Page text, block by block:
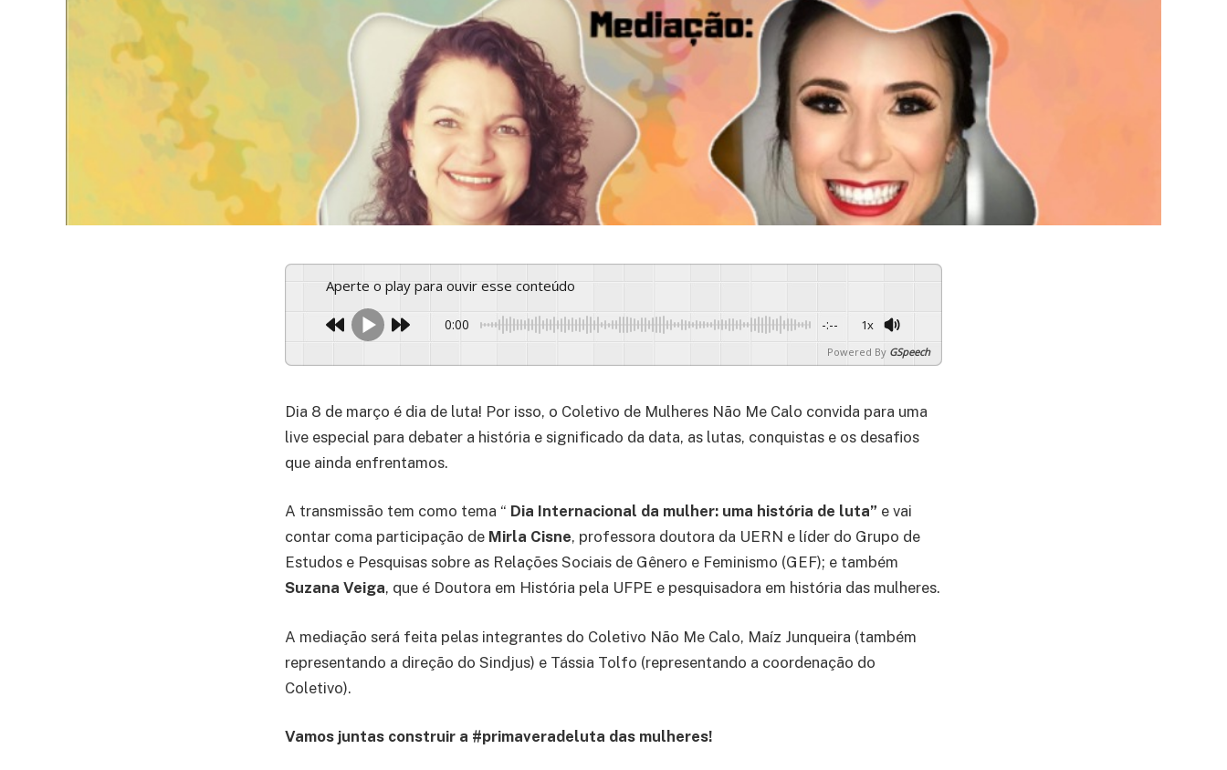
Aperte o play para ouvir esse conteúdo
0:00 -:-- 1x
Powered By GSpeech
Dia 8 de março é dia de luta! Por isso, o Coletivo de Mulheres Não Me Calo convida para uma
live especial para debater a história e significado da data, as lutas, conquistas e os desafios
que ainda enfrentamos.
A transmissão tem como tema “ Dia Internacional da mulher: uma história de luta” e vai
contar coma participação de Mirla Cisne, professora doutora da UERN e líder do Grupo de
Estudos e Pesquisas sobre as Relações Sociais de Gênero e Feminismo (GEF); e também
Suzana Veiga, que é Doutora em História pela UFPE e pesquisadora em história das mulheres.
A mediação será feita pelas integrantes do Coletivo Não Me Calo, Maíz Junqueira (também
representando a direção do Sindjus) e Tássia Tolfo (representando a coordenação do
Coletivo).
Vamos juntas construir a #primaveradeluta das mulheres!